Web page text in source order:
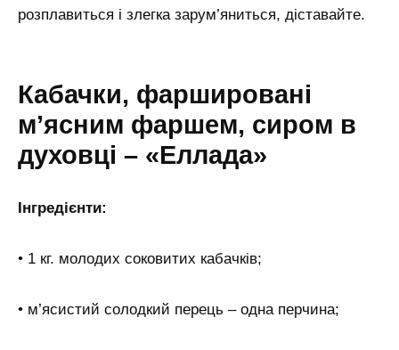
розплавиться і злегка зарум’яниться, діставайте.
Кабачки, фаршировані
м’ясним фаршем, сиром в
духовці – «Еллада»
Інгредієнти:
• 1 кг. молодих соковитих кабачків;
• м’ясистий солодкий перець – одна перчина;